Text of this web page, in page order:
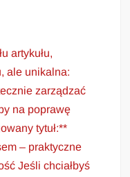
artykułu,
ale unikalna:
zarządzać
na poprawę
tytuł:**
– praktyczne
Jeśli chciałbyś